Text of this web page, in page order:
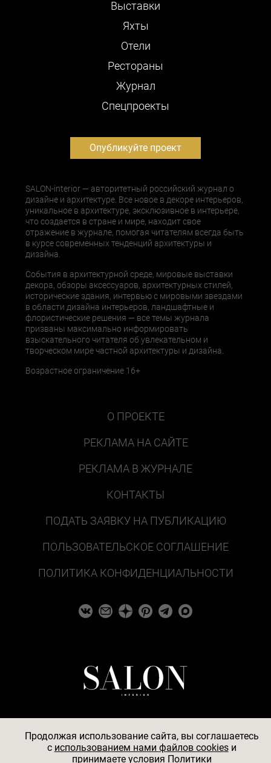
Выставки
Яхты
Отели
Рестораны
Журнал
Cпецпроекты
Опубликуйте проект
SALON-interior — авторитетный российский журнал о
дизайне и архитектуре. Все новое в декоре интерьеров,
уникальное в архитектуре, эксклюзивное в интерьере,
что создается в стране и мире, находит свое
отражение в журнале, помогая читателям всегда быть
в курсе современных тенденций архитектуры и
дизайна.
События в архитектурной среде, мировые выставки
декора, обзоры аксессуаров, архитектурных стилей,
исторические здания, интервью с мировыми звездами
в области дизайна интерьеров, ландшафтные и
флористические решения — все темы журнала
призваны максимально информировать
взыскательного читателя об увлекательном и
творческом мире частной архитектуры и дизайна.
Возрастное ограничение 16+
О ПРОЕКТЕ
РЕКЛАМА НА САЙТЕ
РЕКЛАМА В ЖУРНАЛЕ
КОНТАКТЫ
ПОДАТЬ ЗАЯВКУ НА ПУБЛИКАЦИЮ
ПОЛЬЗОВАТЕЛЬСКОЕ СОГЛАШЕНИЕ
ПОЛИТИКА КОНФИДЕНЦИАЛЬНОСТИ
© 2026
Продолжая использование сайта, вы соглашаетесь
c использованием нами файлов cookiesи
принимаете условия Политики